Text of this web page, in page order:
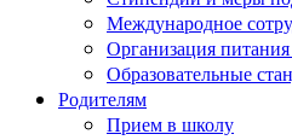
Международное
Организация
Образовательные
Родителям
Прием в школу